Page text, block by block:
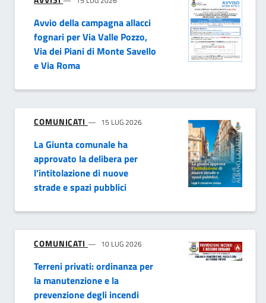
Avvio della campagna allacci
fognari per Via Valle Pozzo,
Via dei Piani di Monte Savello
e Via Roma
COMUNICATI 15 LUG 2026
La Giunta comunale ha
approvato la delibera per
l’intitolazione di nuove
strade e spazi pubblici
COMUNICATI 10 LUG 2026
Terreni privati: ordinanza per
la manutenzione e la
prevenzione degli incendi